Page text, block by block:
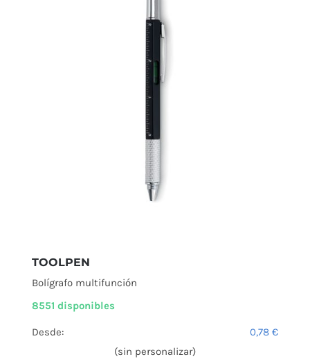
TOOLPEN
Bolígrafo multifunción
8551 disponibles
Desde: 0,78 €
(sin personalizar)